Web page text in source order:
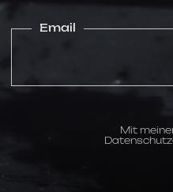
Email
Mit